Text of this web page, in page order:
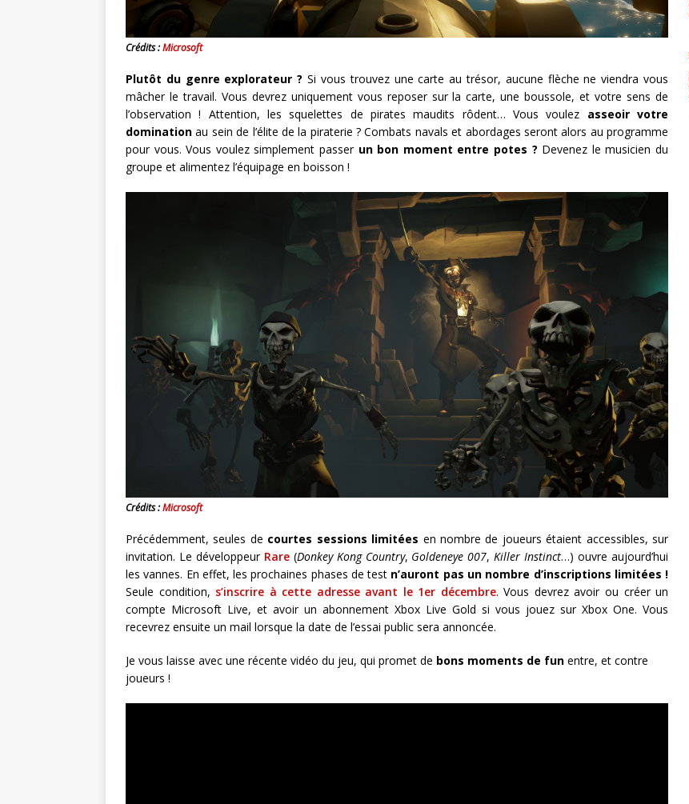
Crédits :Microsoft
Plutôt du genre explorateur ? Si vous trouvez une carte au trésor, aucune flèche ne viendra vous
mâcher le travail. Vous devrez uniquement vous reposer sur la carte, une boussole, et votre sens de
l’observation ! Attention, les squelettes de pirates maudits rôdent… Vous voulez asseoir votre
domination au sein de l’élite de la piraterie ? Combats navals et abordages seront alors au programme
pour vous. Vous voulez simplement passer un bon moment entre potes ? Devenez le musicien du
groupe et alimentez l’équipage en boisson !
Crédits :Microsoft
Précédemment, seules de courtes sessions limitées en nombre de joueurs étaient accessibles, sur
invitation. Le développeur Rare(Donkey Kong Country, Goldeneye 007, Killer Instinct…) ouvre aujourd’hui
les vannes. En effet, les prochaines phases de test n’auront pas un nombre d’inscriptions limitées !
Seule condition, s’inscrire à cette adresse avant le 1er décembre. Vous devrez avoir ou créer un
compte Microsoft Live, et avoir un abonnement Xbox Live Gold si vous jouez sur Xbox One. Vous
recevrez ensuite un mail lorsque la date de l’essai public sera annoncée.
Je vous laisse avec une récente vidéo du jeu, qui promet de bons moments de fun entre, et contre
joueurs !